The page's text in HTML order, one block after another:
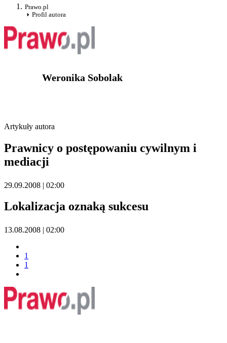
Prawo.pl
Profil autora
Weronika Sobolak
Artykuły autora
Prawnicy o postępowaniu cywilnym i
mediacji
29.09.2008 | 02:00
Lokalizacja oznaką sukcesu
13.08.2008 | 02:00
1
1